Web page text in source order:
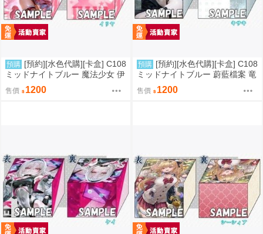
預購 [預約][水色代購][卡盒] C108
ミッドナイトブルー 魔法少女 伊
售價 1200
預購 [預約][水色代購][卡盒] C108
ミッドナイトブルー 蔚藍檔案 竜
華キサキ
售價 1200